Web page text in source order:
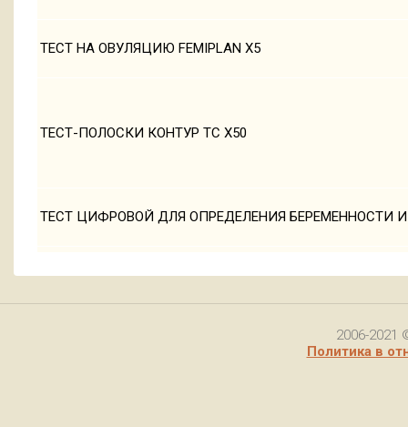
ТЕСТ НА ОВУЛЯЦИЮ FEMIPLAN Х5
ТЕСТ-ПОЛОСКИ КОНТУР ТС Х50
ТЕСТ ЦИФРОВОЙ ДЛЯ ОПРЕДЕЛЕНИЯ БЕРЕМЕННОСТИ И
2006-2021
Политика в